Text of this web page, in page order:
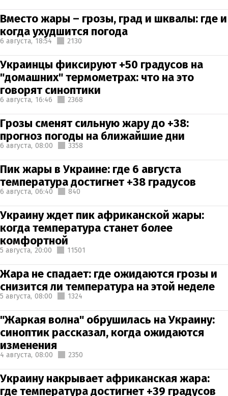
Вместо жары – грозы, град и шквалы: где и
когда ухудшится погода
6 августа, 18:54 2130
Украинцы фиксируют +50 градусов на
"домашних" термометрах: что на это
говорят синоптики
6 августа, 16:46 2368
Грозы сменят сильную жару до +38:
прогноз погоды на ближайшие дни
6 августа, 08:00 3358
Пик жары в Украине: где 6 августа
температура достигнет +38 градусов
6 августа, 06:40 840
Украину ждет пик африканской жары:
когда температура станет более
комфортной
5 августа, 20:00 11501
Жара не спадает: где ожидаются грозы и
снизится ли температура на этой неделе
5 августа, 08:00 1324
"Жаркая волна" обрушилась на Украину:
синоптик рассказал, когда ожидаются
изменения
4 августа, 08:00 2350
Украину накрывает африканская жара:
где температура достигнет +39 градусов